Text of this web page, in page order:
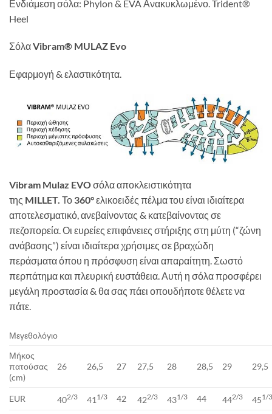
Ενδιάμεση σόλα: Phylon & EVA Ανακυκλωμένο. Trident®
Heel
ΣόλαVibram® MULAZ Evo
Εφαρμογή & ελαστικότητα.
Vibram Mulaz EVOσόλα αποκλειστικότητα
της MILLET. Το 360°ελικοειδές πέλμα του είναι ιδιαίτερα
αποτελεσματικό, ανεβαίνοντας & κατεβαίνοντας σε
πεζοπορεία. Οι ευρείες επιφάνειες στήριξης στη μύτη (“ζώνη
ανάβασης”) είναι ιδιαίτερα χρήσιμες σε βραχώδη
περάσματα όπου η πρόσφυση είναι απαραίτητη. Σωστό
περπάτημα και πλευρική ευστάθεια. Αυτή η σόλα προσφέρει
μεγάλη προστασία & θα σας πάει οπουδήποτε θέλετε να
πάτε.
Μεγεθολόγιο
Μήκος
πατούσας
(cm)
26 26,5 27 27,5 28 28,5 29 29,5
EUR 402/3 41 1/3 42 422/3 431/3 44 442/3 451/